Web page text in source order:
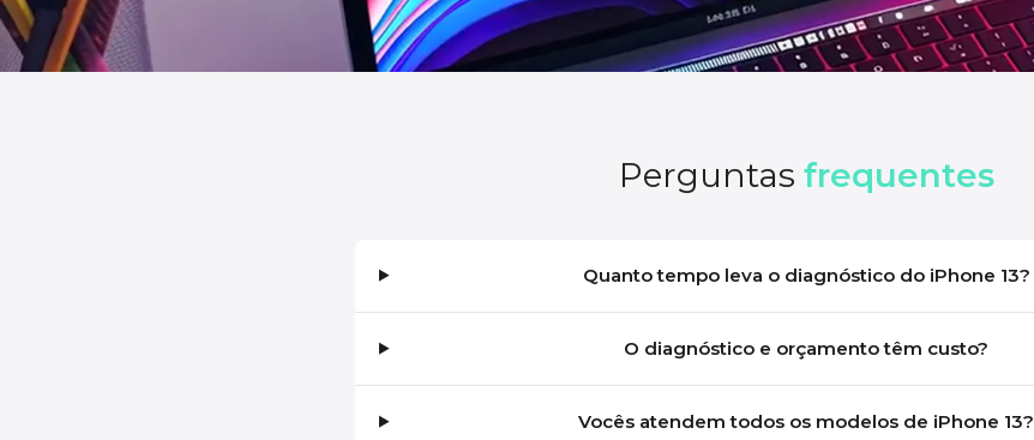
Perguntas frequentes
Quanto tempo leva o diagnóstico do iPhone 13?
O diagnóstico e orçamento têm custo?
Vocês atendem todos os modelos de iPhone 13?